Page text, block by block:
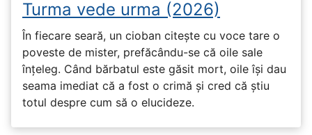
Turma vede urma (2026)
În fiecare seară, un cioban citește cu voce tare o
poveste de mister, prefăcându-se că oile sale
înțeleg. Când bărbatul este găsit mort, oile își dau
seama imediat că a fost o crimă și cred că știu
totul despre cum să o elucideze.